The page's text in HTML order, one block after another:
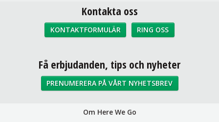
Kontakta oss
KONTAKTFORMULÄR RING OSS
Sociala medier
Få erbjudanden, tips och nyheter
PRENUMERERA PÅ VÅRT NYHETSBREV
Om Here We Go